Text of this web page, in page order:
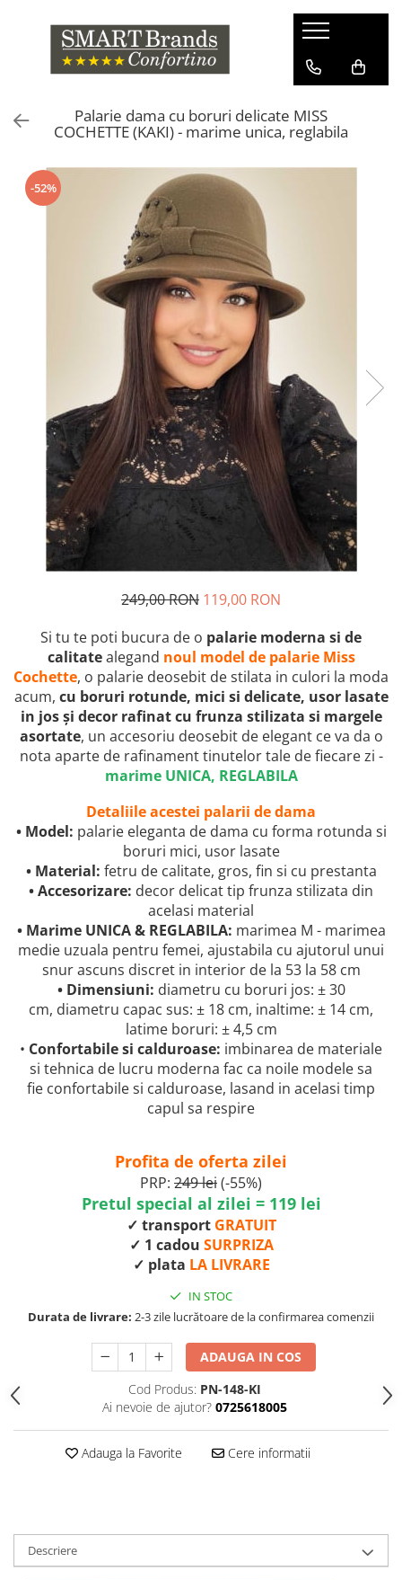
Palarie dama cu boruri delicate MISS
COCHETTE (KAKI) - marime unica, reglabila
-52%
249,00 RON 119,00 RON
Si tu te poti bucura de o palarie moderna si de
calitatealegand noul model de palarie Miss
Cochette, o palarie deosebit de stilata in culori la moda
acum, cu boruri rotunde, mici si delicate, usor lasate
in jos și decor rafinat cu frunza stilizata si margele
asortate, un accesoriu deosebit de elegant ce va da o
nota aparte de rafinament tinutelor tale de fiecare zi -
marime UNICA, REGLABILA
Detaliile acestei palarii de dama
• Model: palarie eleganta de dama cu forma rotunda si
boruri mici, usor lasate
• Material: fetru de calitate, gros, fin si cu prestanta
• Accesorizare: decor delicat tip frunza stilizata din
acelasi material
• Marime UNICA & REGLABILA: marimea M - marimea
medie uzuala pentru femei, ajustabila cu ajutorul unui
snur ascuns discret in interior de la 53 la 58 cm
• Dimensiuni: diametru cu boruri jos: ± 30
cm, diametru capac sus: ± 18 cm, inaltime: ± 14 cm,
latime boruri: ± 4,5 cm
• Confortabile si calduroase: imbinarea de materiale
si tehnica de lucru moderna fac ca noile modele sa
fie confortabile si calduroase, lasand in acelasi timp
capul sa respire
Profita de oferta zilei
PRP: 249 lei(-55%)
Pretul special al zilei = 119 lei
✓ transport GRATUIT
✓ 1 cadou SURPRIZA
✓ plata LA LIVRARE
IN STOC
Durata de livrare: 2-3 zile lucrătoare de la confirmarea comenzii
ADAUGA IN COS
Cod Produs: PN-148-KI
Ai nevoie de ajutor? 0725618005
Adauga la Favorite Cere informatii
Descriere